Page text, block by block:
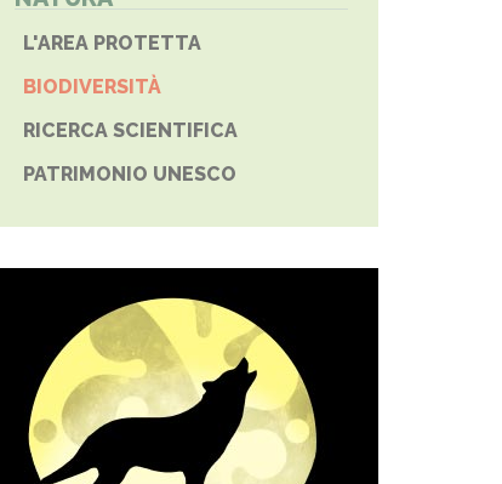
L'AREA PROTETTA
BIODIVERSITÀ
RICERCA SCIENTIFICA
PATRIMONIO UNESCO